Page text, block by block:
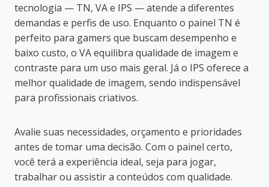
tecnologia — TN, VA e IPS — atende a diferentes
demandas e perfis de uso. Enquanto o painel TN é
perfeito para gamers que buscam desempenho e
baixo custo, o VA equilibra qualidade de imagem e
contraste para um uso mais geral. Já o IPS oferece a
melhor qualidade de imagem, sendo indispensável
para profissionais criativos.
Avalie suas necessidades, orçamento e prioridades
antes de tomar uma decisão. Com o painel certo,
você terá a experiência ideal, seja para jogar,
trabalhar ou assistir a conteúdos com qualidade.